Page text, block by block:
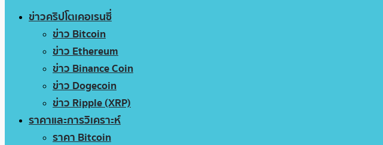
ข่าวคริปโตเคอเรนซี่
ข่าว Bitcoin
ข่าว Ethereum
ข่าว Binance Coin
ข่าว Dogecoin
ข่าว Ripple (XRP)
ราคาและการวิเคราะห์
ราคา Bitcoin